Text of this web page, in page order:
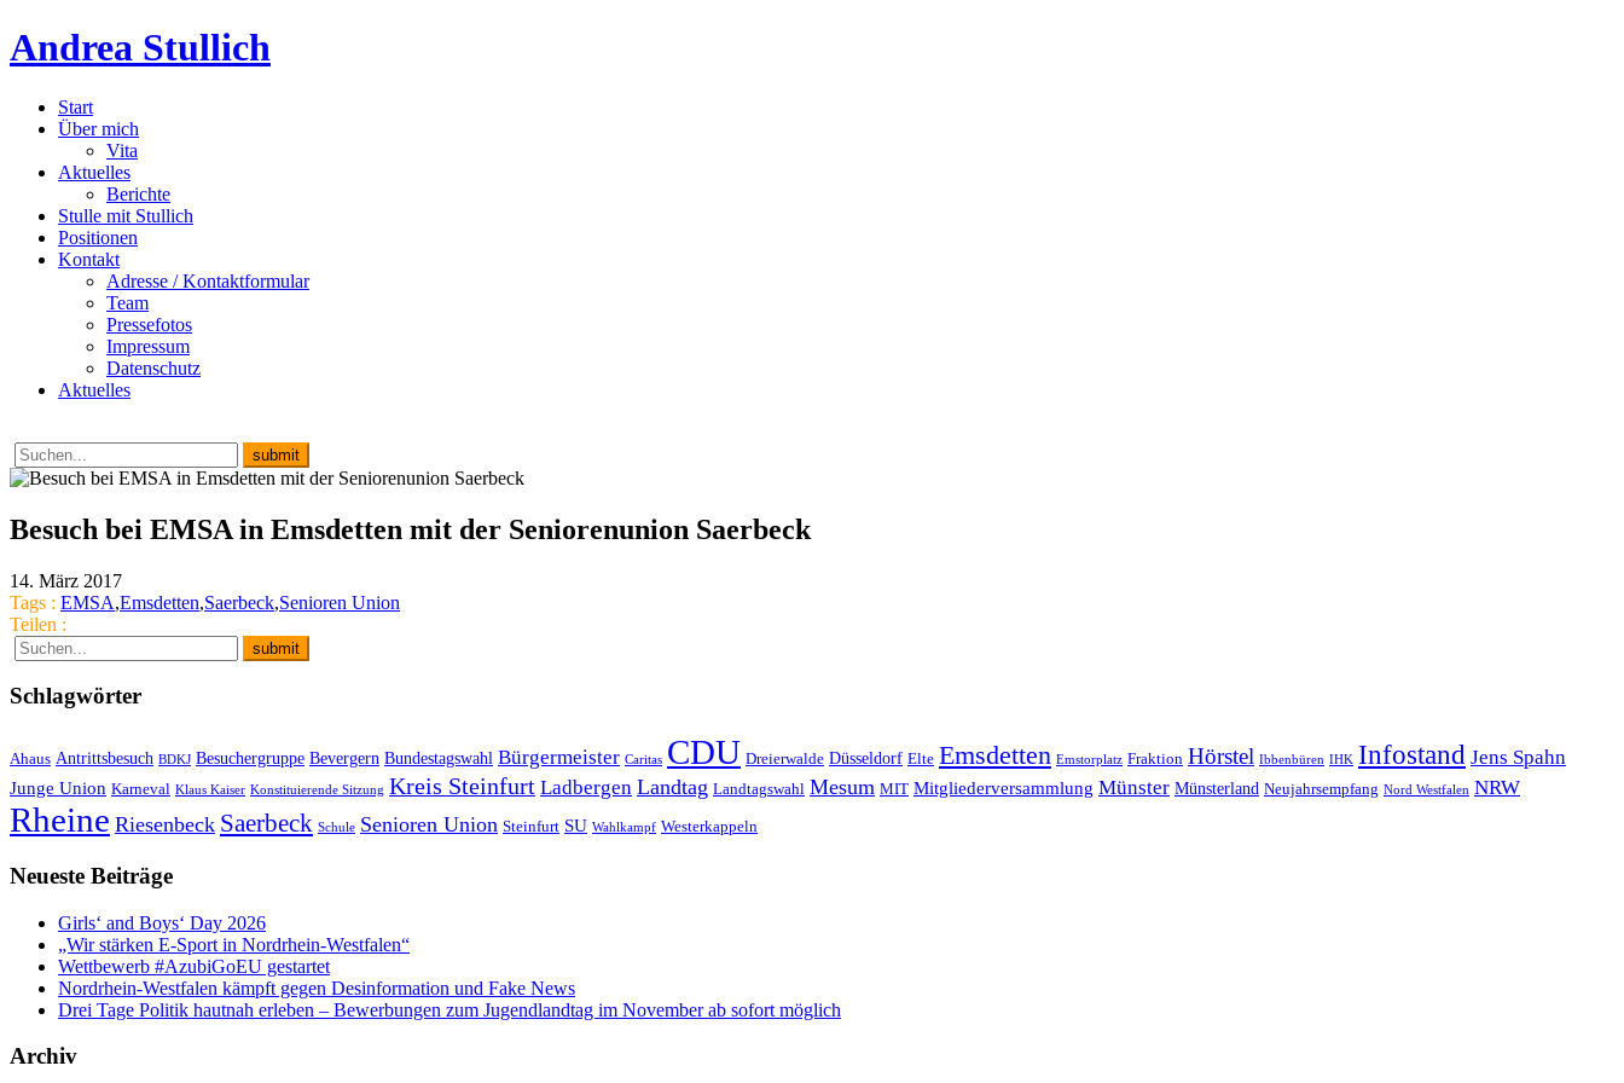
Andrea Stullich
Start
Über mich
Vita
Aktuelles
Berichte
Stulle mit Stullich
Positionen
Kontakt
Adresse / Kontaktformular
Team
Pressefotos
Impressum
Datenschutz
Aktuelles
Besuch bei EMSA in Emsdetten mit der Seniorenunion Saerbeck
14. März 2017
Tags : EMSA,Emsdetten,Saerbeck,Senioren Union
Teilen :
Schlagwörter
Ahaus Antrittsbesuch BDKJ Besuchergruppe Bevergern Bundestagswahl Bürgermeister Caritas CDU Dreierwalde Düsseldorf Elte Emsdetten Emstorplatz Fraktion Hörstel Ibbenbüren IHK Infostand Jens Spahn
Junge Union Karneval Klaus Kaiser Konstituierende Sitzung Kreis Steinfurt Ladbergen Landtag Landtagswahl Mesum MIT Mitgliederversammlung Münster Münsterland Neujahrsempfang Nord Westfalen NRW
Rheine Riesenbeck Saerbeck Schule Senioren Union Steinfurt SU Wahlkampf Westerkappeln
Neueste Beiträge
Girls‘ and Boys‘ Day 2026
„Wir stärken E-Sport in Nordrhein-Westfalen“
Wettbewerb #AzubiGoEU gestartet
Nordrhein-Westfalen kämpft gegen Desinformation und Fake News
Drei Tage Politik hautnah erleben – Bewerbungen zum Jugendlandtag im November ab sofort möglich
Archiv